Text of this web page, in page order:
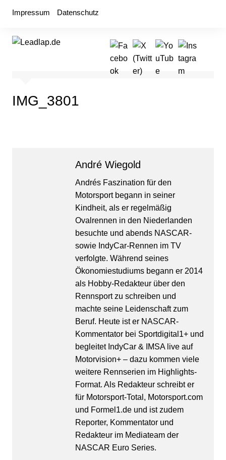
Impressum Datenschutz
IMG_3801
André Wiegold
Andrés Faszination für den
Motorsport begann in seiner
Kindheit, als er regelmäßig
Ovalrennen in den Niederlanden
besuchte und abends NASCAR-
sowie IndyCar-Rennen im TV
verfolgte. Während seines
Ökonomiestudiums begann er 2014
als Hobby-Redakteur über den
Rennsport zu schreiben und
machte seine Leidenschaft zum
Beruf. Heute ist er NASCAR-
Kommentator bei Sportdigital1+ und
begleitet IndyCar & IMSA live auf
Motorvision+ – dazu kommen viele
weitere Rennserien im Highlights-
Format. Als Redakteur schreibt er
für Motorsport-Total, Motorsport.com
und Formel1.de und ist zudem
Reporter, Kommentator und
Redakteur im Mediateam der
NASCAR Euro Series.